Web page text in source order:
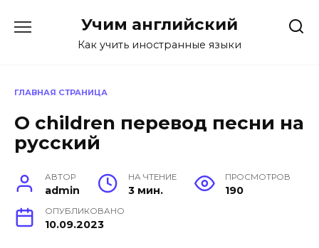
Учим английский
Как учить иностранные языки
ГЛАВНАЯ СТРАНИЦА
O children перевод песни на
русский
АВТОР
admin
НА ЧТЕНИЕ
3 мин.
ПРОСМОТРОВ
190
ОПУБЛИКОВАНО
10.09.2023